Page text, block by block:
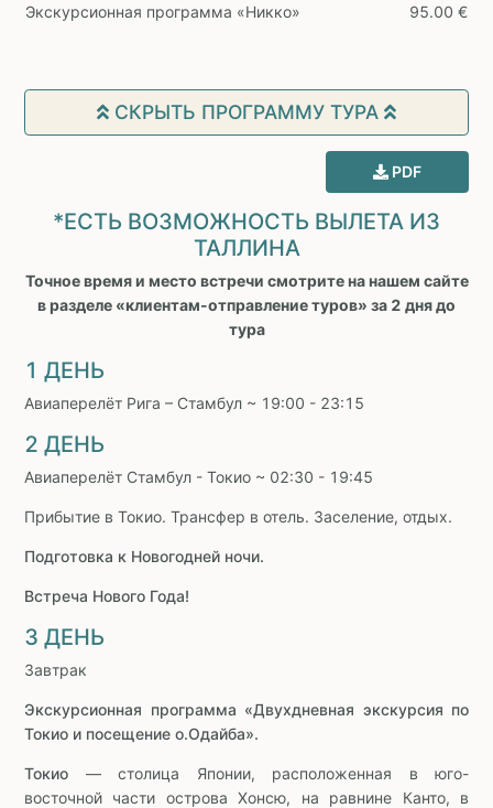
Экскурсионная программа «Никко»
95.00 €
СКРЫТЬ ПРОГРАММУ ТУРА
PDF
*ЕСТЬ ВОЗМОЖНОСТЬ ВЫЛЕТА ИЗ
ТАЛЛИНА
Точное время и место встречи смотрите на нашем сайте
в разделе «клиентам-отправление туров» за 2 дня до
тура
1 ДЕНЬ
Авиаперелёт Рига – Стамбул ~ 19:00 - 23:15
2 ДЕНЬ
Авиаперелёт Стамбул - Токио ~ 02:30 - 19:45
Прибытие в Токио. Трансфер в отель. Заселение, отдых.
Подготовка к Новогодней ночи.
Встреча Нового Года!
3 ДЕНЬ
Завтрак
Экскурсионная программа «Двухдневная экскурсия по
Токио и посещение о.Одайба».
Токио — столица Японии, расположенная в юго-
восточной части острова Хонсю, на равнине Канто, в